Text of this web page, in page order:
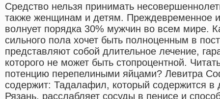
Средство нельзя принимать
также женщинам и детям. Преждевременное
волнует порядка 30% мужчин во всем мире.
сильного пола хочет быть полноценным в
представляют собой длительное лечение,
которого не может быть стопроцентной.
потенцию перепелиными яйцами? Левитра
содержит: Тадалафил, который содержится в
Рязань, расслабляет сосуды в пенисе и